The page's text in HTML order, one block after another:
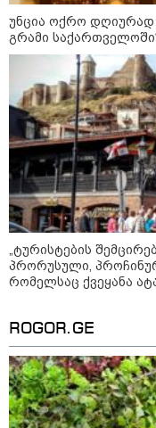
კატეგორიის
მკითხველის
უნცია ოქრო
გრამი
„ტურისტების
პრორუსული,
რომელსაც ქვეყანა
ROGOR.GE